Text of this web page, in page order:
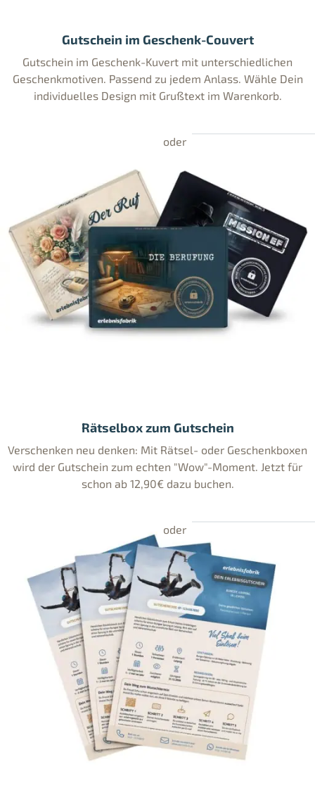
Gutschein im Geschenk-Couvert
Gutschein im Geschenk-Kuvert mit unterschiedlichen
Geschenkmotiven. Passend zu jedem Anlass. Wähle Dein
individuelles Design mit Grußtext im Warenkorb.
Rätselbox zum Gutschein
Verschenken neu denken: Mit Rätsel- oder Geschenkboxen
wird der Gutschein zum echten "Wow"-Moment. Jetzt für
schon ab 12,90€ dazu buchen.